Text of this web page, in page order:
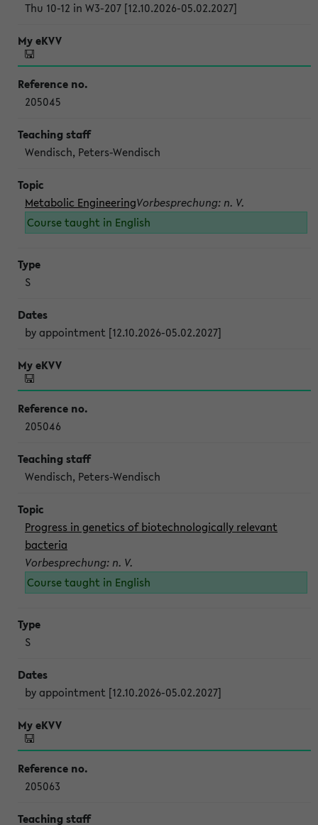
Thu 10-12 in W3-207 [12.10.2026-05.02.2027]
205045
Wendisch, Peters-Wendisch
Metabolic EngineeringVorbesprechung: n. V.
Course taught in English
S
by appointment [12.10.2026-05.02.2027]
205046
Wendisch, Peters-Wendisch
Progress in genetics of biotechnologically relevant
bacteria
Vorbesprechung: n. V.
Course taught in English
S
by appointment [12.10.2026-05.02.2027]
205063